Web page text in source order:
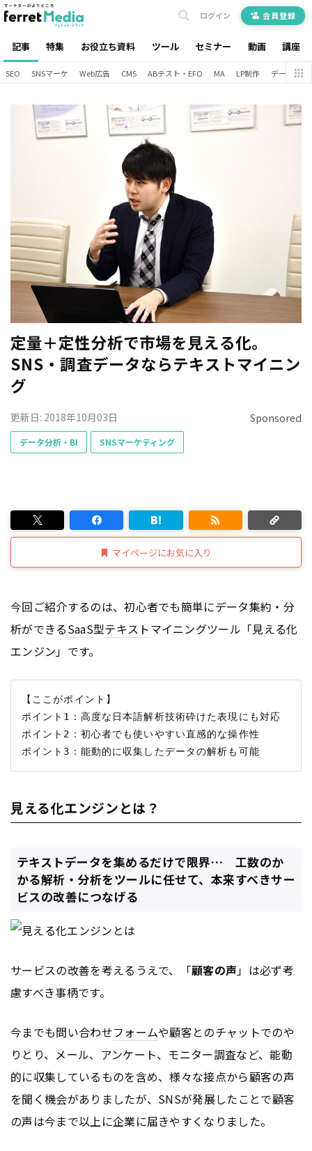
記事 特集 お役立ち資料 ツール セミナー 動画 講座
ログイン 会員登録
SEO SNSマーケ Web広告 CMS ABテスト・EFO MA LP制作 データ分析
定量＋定性分析で市場を見える化。
SNS・調査データならテキストマイニン
グ
Sponsored
更新日: 2018年10月03日
データ分析・BI SNSマーケティング
マイページにお気に入り
今回ご紹介するのは、初心者でも簡単にデータ集約・分
析ができるSaaS型テキストマイニングツール「見える化
エンジン」です。
【ここがポイント】
ポイント1：高度な日本語解析技術砕けた表現にも対応
ポイント2：初心者でも使いやすい直感的な操作性
見える化エンジンとは？
テキストデータを集めるだけで限界… 工数のか
かる解析・分析をツールに任せて、本来すべきサー
ビスの改善につなげる
サービスの改善を考えるうえで、「顧客の声」は必ず考
慮すべき事柄です。
今までも問い合わせフォームや顧客とのチャットでのや
りとり、メール、アンケート、モニター調査など、能動
的に収集しているものを含め、様々な接点から顧客の声
を聞く機会がありましたが、SNSが発展したことで顧客
の声は今まで以上に企業に届きやすくなりました。